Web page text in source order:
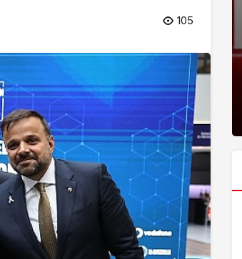
105
İsmail Aynı Filmde Buluştu!
‘Kozalak Devri’ 7
Ağustos’ta Vizyonda